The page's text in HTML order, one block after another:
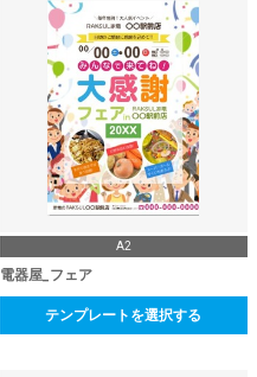
A2
電器屋_フェア
テンプレートを選択する